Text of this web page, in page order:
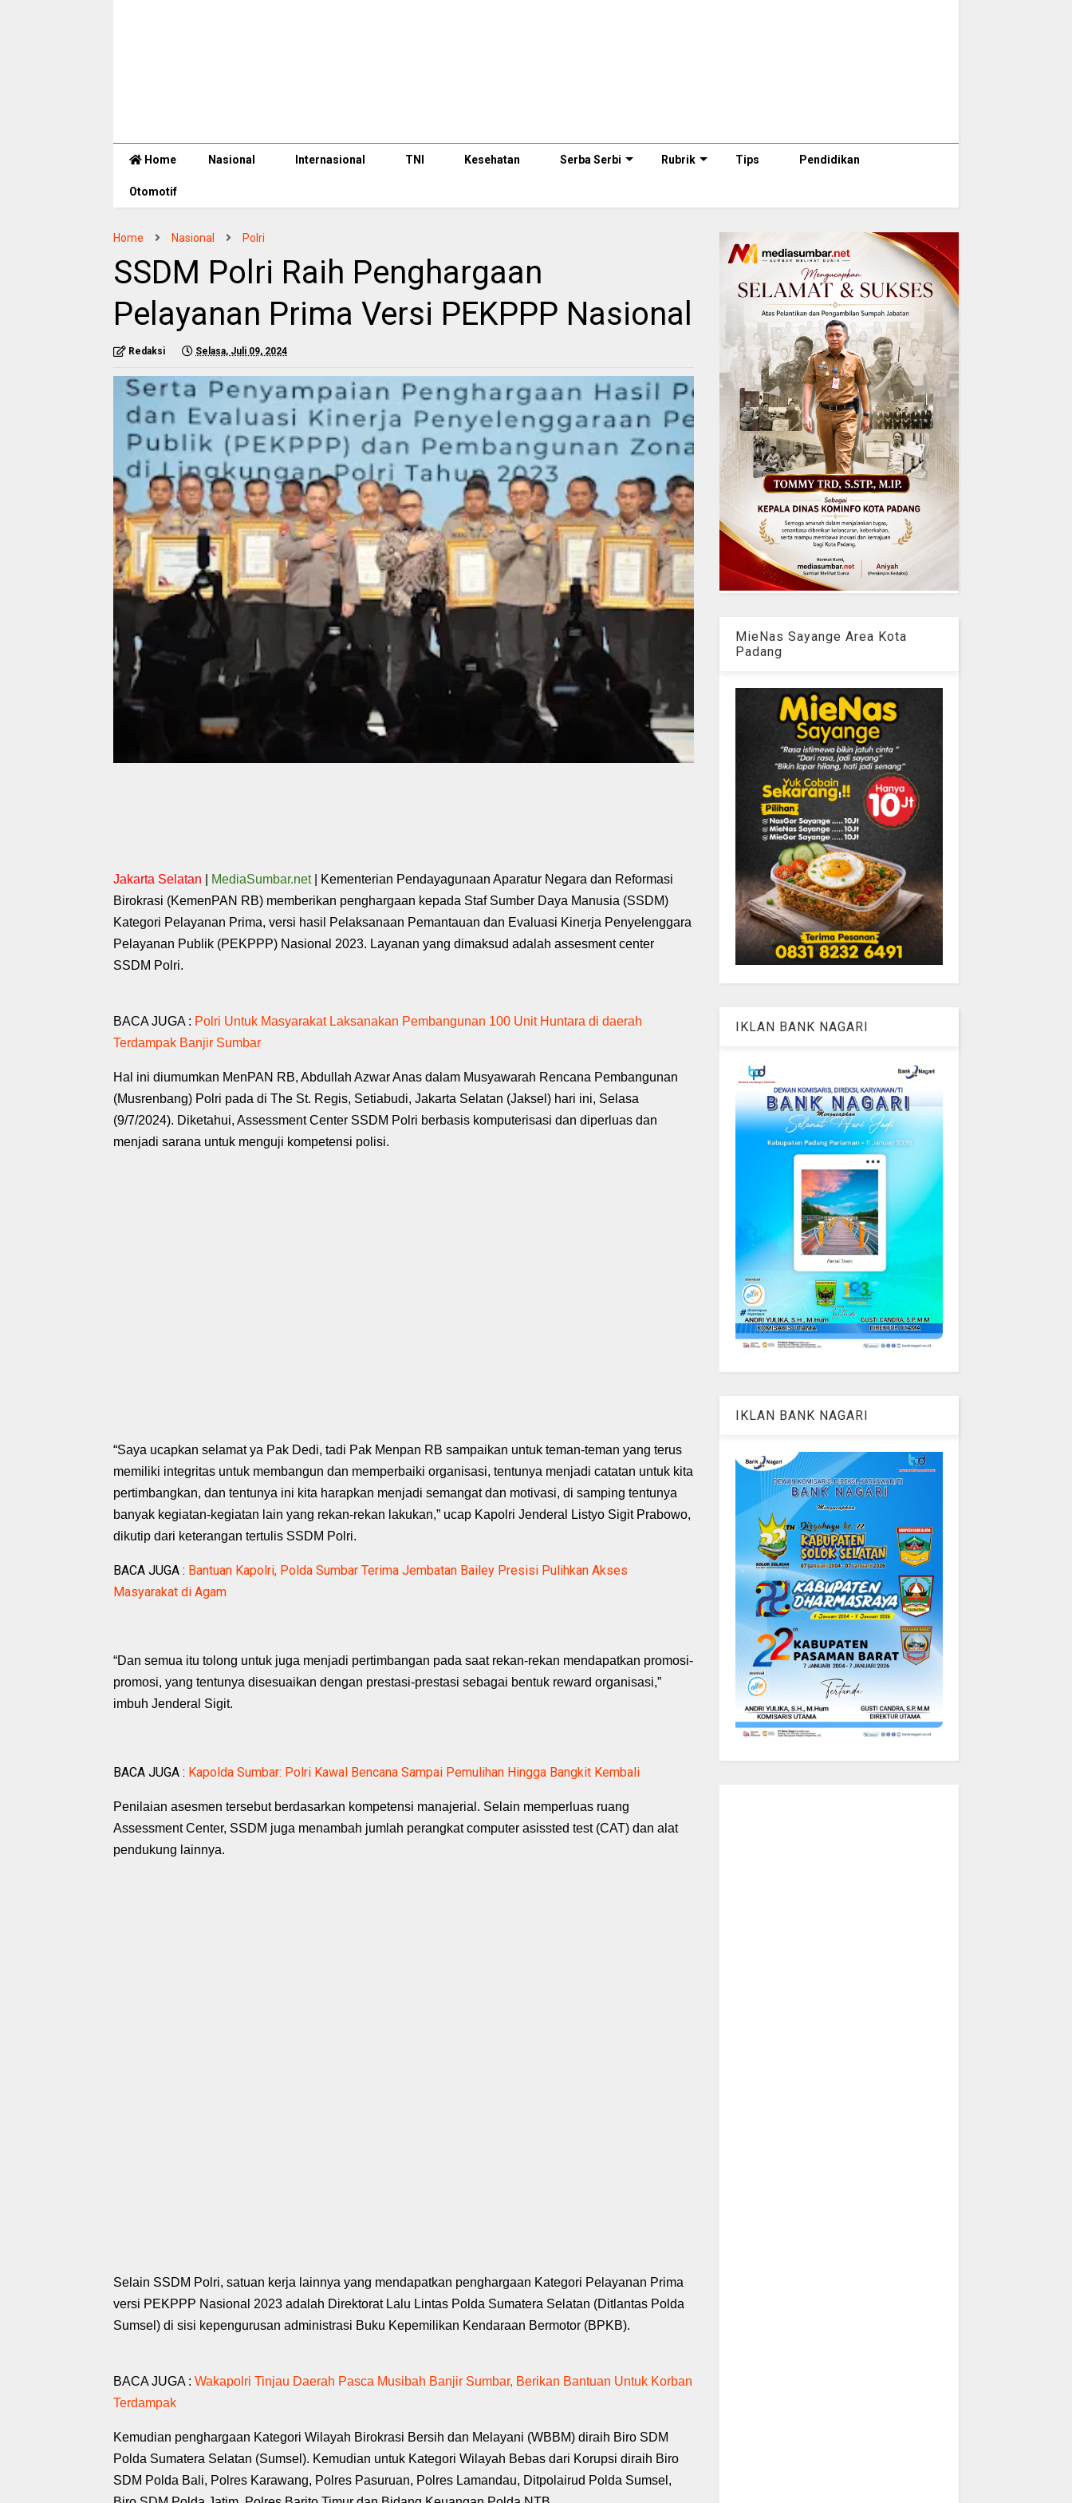
Home Nasional Internasional TNI Kesehatan Serba Serbi Rubrik Tips Pendidikan
Otomotif
Home Nasional Polri
SSDM Polri Raih Penghargaan
Pelayanan Prima Versi PEKPPP Nasional
Redaksi Selasa, Juli 09, 2024
Jakarta Selatan MediaSumbar.net| Kementerian Pendayagunaan Aparatur Negara dan Reformasi
Birokrasi (KemenPAN RB) memberikan penghargaan kepada Staf Sumber Daya Manusia (SSDM)
Kategori Pelayanan Prima, versi hasil Pelaksanaan Pemantauan dan Evaluasi Kinerja Penyelenggara
Pelayanan Publik (PEKPPP) Nasional 2023. Layanan yang dimaksud adalah assesment center
SSDM Polri.
BACA JUGA : Polri Untuk Masyarakat Laksanakan Pembangunan 100 Unit Huntara di daerah
Terdampak Banjir Sumbar
Hal ini diumumkan MenPAN RB, Abdullah Azwar Anas dalam Musyawarah Rencana Pembangunan
(Musrenbang) Polri pada di The St. Regis, Setiabudi, Jakarta Selatan (Jaksel) hari ini, Selasa
(9/7/2024). Diketahui, Assessment Center SSDM Polri berbasis komputerisasi dan diperluas dan
menjadi sarana untuk menguji kompetensi polisi.
“Saya ucapkan selamat ya Pak Dedi, tadi Pak Menpan RB sampaikan untuk teman-teman yang terus
memiliki integritas untuk membangun dan memperbaiki organisasi, tentunya menjadi catatan untuk kita
pertimbangkan, dan tentunya ini kita harapkan menjadi semangat dan motivasi, di samping tentunya
banyak kegiatan-kegiatan lain yang rekan-rekan lakukan,” ucap Kapolri Jenderal Listyo Sigit Prabowo,
dikutip dari keterangan tertulis SSDM Polri.
BACA JUGA : Bantuan Kapolri, Polda Sumbar Terima Jembatan Bailey Presisi Pulihkan Akses
Masyarakat di Agam
“Dan semua itu tolong untuk juga menjadi pertimbangan pada saat rekan-rekan mendapatkan promosi-
promosi, yang tentunya disesuaikan dengan prestasi-prestasi sebagai bentuk reward organisasi,”
imbuh Jenderal Sigit.
BACA JUGA : Kapolda Sumbar: Polri Kawal Bencana Sampai Pemulihan Hingga Bangkit Kembali
Penilaian asesmen tersebut berdasarkan kompetensi manajerial. Selain memperluas ruang
Assessment Center, SSDM juga menambah jumlah perangkat computer asissted test (CAT) dan alat
pendukung lainnya.
Selain SSDM Polri, satuan kerja lainnya yang mendapatkan penghargaan Kategori Pelayanan Prima
versi PEKPPP Nasional 2023 adalah Direktorat Lalu Lintas Polda Sumatera Selatan (Ditlantas Polda
Sumsel) di sisi kepengurusan administrasi Buku Kepemilikan Kendaraan Bermotor (BPKB).
BACA JUGA : Wakapolri Tinjau Daerah Pasca Musibah Banjir Sumbar, Berikan Bantuan Untuk Korban
Terdampak
Kemudian penghargaan Kategori Wilayah Birokrasi Bersih dan Melayani (WBBM) diraih Biro SDM
Polda Sumatera Selatan (Sumsel). Kemudian untuk Kategori Wilayah Bebas dari Korupsi diraih Biro
SDM Polda Bali, Polres Karawang, Polres Pasuruan, Polres Lamandau, Ditpolairud Polda Sumsel,
MieNas Sayange Area Kota
Padang
IKLAN BANK NAGARI
IKLAN BANK NAGARI